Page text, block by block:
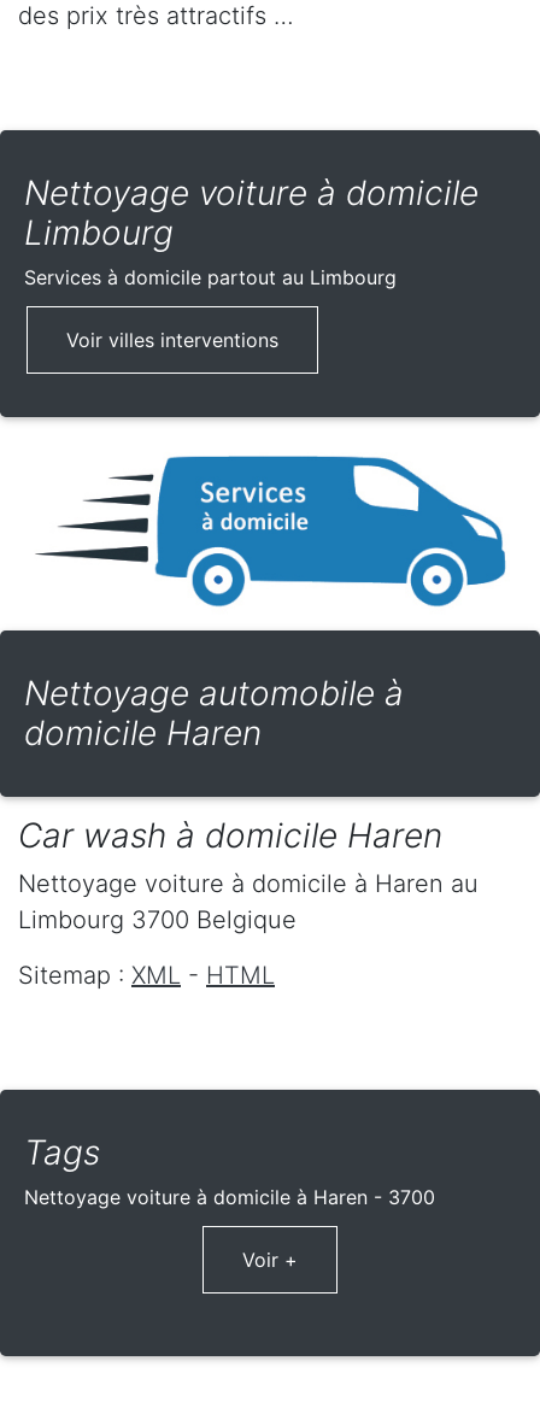
des prix très attractifs …
Nettoyage voiture à domicile
Limbourg
Services à domicile partout au Limbourg
Voir villes interventions
Nettoyage automobile à
domicile Haren
Car wash à domicile Haren
Nettoyage voiture à domicile à Haren au
Limbourg 3700 Belgique
Sitemap : XML - HTML
Tags
Nettoyage voiture à domicile à Haren - 3700
Voir +